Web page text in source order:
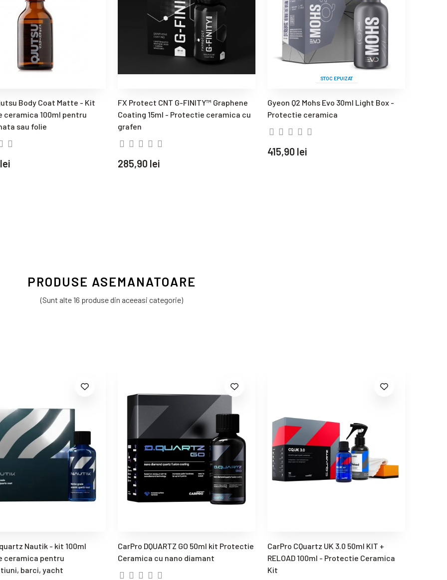
Body Coat Matte - Kit
ceramica 100ml pentru
sau folie
FX Protect CNT G-FINITY™ Graphene
Coating 15ml - Protectie ceramica cu
grafen
285,90 lei
STOC EPUIZAT
Gyeon Q2 Mohs Evo 30ml Light Box -
Protectie ceramica
415,90 lei
PRODUSE ASEMANATOARE
(Sunt alte 16 produse din aceeasi categorie)
Nautik - kit 100ml
ceramica pentru
barci, yacht
CarPro DQUARTZ GO 50ml kit Protectie
Ceramica cu nano diamant
CarPro CQuartz UK 3.0 50ml KIT +
RELOAD 100ml - Protectie Ceramica
Kit